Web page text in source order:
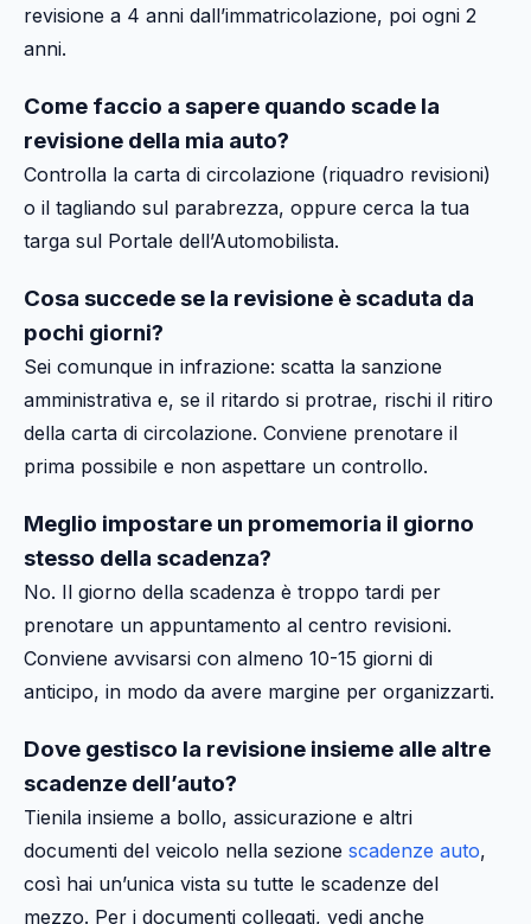
revisione a 4 anni dall’immatricolazione, poi ogni 2
anni.
Come faccio a sapere quando scade la
revisione della mia auto?
Controlla la carta di circolazione (riquadro revisioni)
o il tagliando sul parabrezza, oppure cerca la tua
targa sul Portale dell’Automobilista.
Cosa succede se la revisione è scaduta da
pochi giorni?
Sei comunque in infrazione: scatta la sanzione
amministrativa e, se il ritardo si protrae, rischi il ritiro
della carta di circolazione. Conviene prenotare il
prima possibile e non aspettare un controllo.
Meglio impostare un promemoria il giorno
stesso della scadenza?
No. Il giorno della scadenza è troppo tardi per
prenotare un appuntamento al centro revisioni.
Conviene avvisarsi con almeno 10-15 giorni di
anticipo, in modo da avere margine per organizzarti.
Dove gestisco la revisione insieme alle altre
scadenze dell’auto?
Tienila insieme a bollo, assicurazione e altri
documenti del veicolo nella sezione scadenze auto,
così hai un’unica vista su tutte le scadenze del
mezzo. Per i documenti collegati, vedi anche